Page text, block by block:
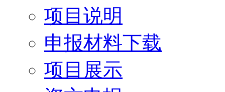
项目说明
申报材料下载
项目展示